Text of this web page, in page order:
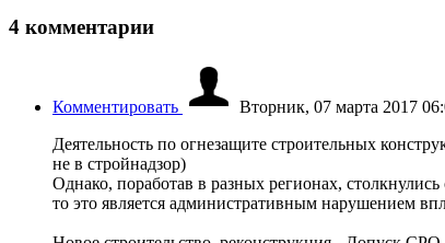
4 комментарии
Комментировать Вторник, 07 марта 2017
Деятельность по огнезащите строительных
не в стройнадзор)
Однако, поработав в разных регионах,
то это является административным нарушением